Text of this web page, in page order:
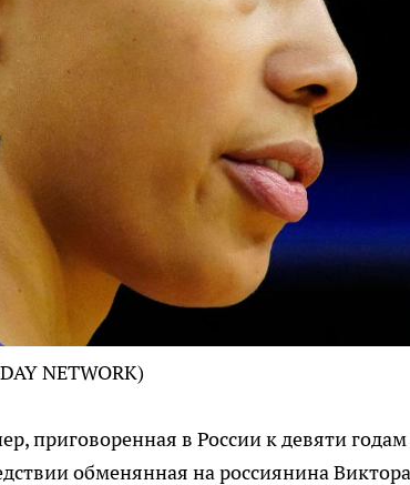
NETWORK)
приговоренная в России к девяти годам
обменянная на россиянина